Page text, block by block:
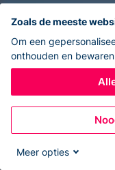
Zoals de meeste
Om een
onthouden en
Meer opties